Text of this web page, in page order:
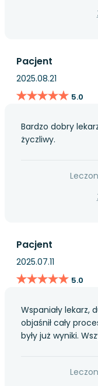
Pacjent
2025.08.21
★★★★★
★★★★★ 5.0
Bardzo dobry
życzliwy.
Pacjent
2025.07.11
★★★★★
★★★★★ 5.0
Wspaniały lekarz,
objaśnił cały
były już wyniki.